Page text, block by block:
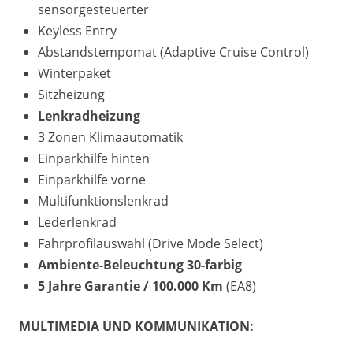
sensorgesteuerter
Keyless Entry
Abstandstempomat (Adaptive Cruise Control)
Winterpaket
Sitzheizung
Lenkradheizung
3 Zonen Klimaautomatik
Einparkhilfe hinten
Einparkhilfe vorne
Multifunktionslenkrad
Lederlenkrad
Fahrprofilauswahl (Drive Mode Select)
Ambiente-Beleuchtung 30-farbig
5 Jahre Garantie / 100.000 Km (EA8)
MULTIMEDIA UND KOMMUNIKATION: